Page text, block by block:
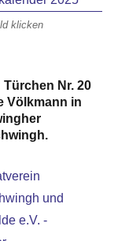
klicken
Nr. 20
Völkmann in